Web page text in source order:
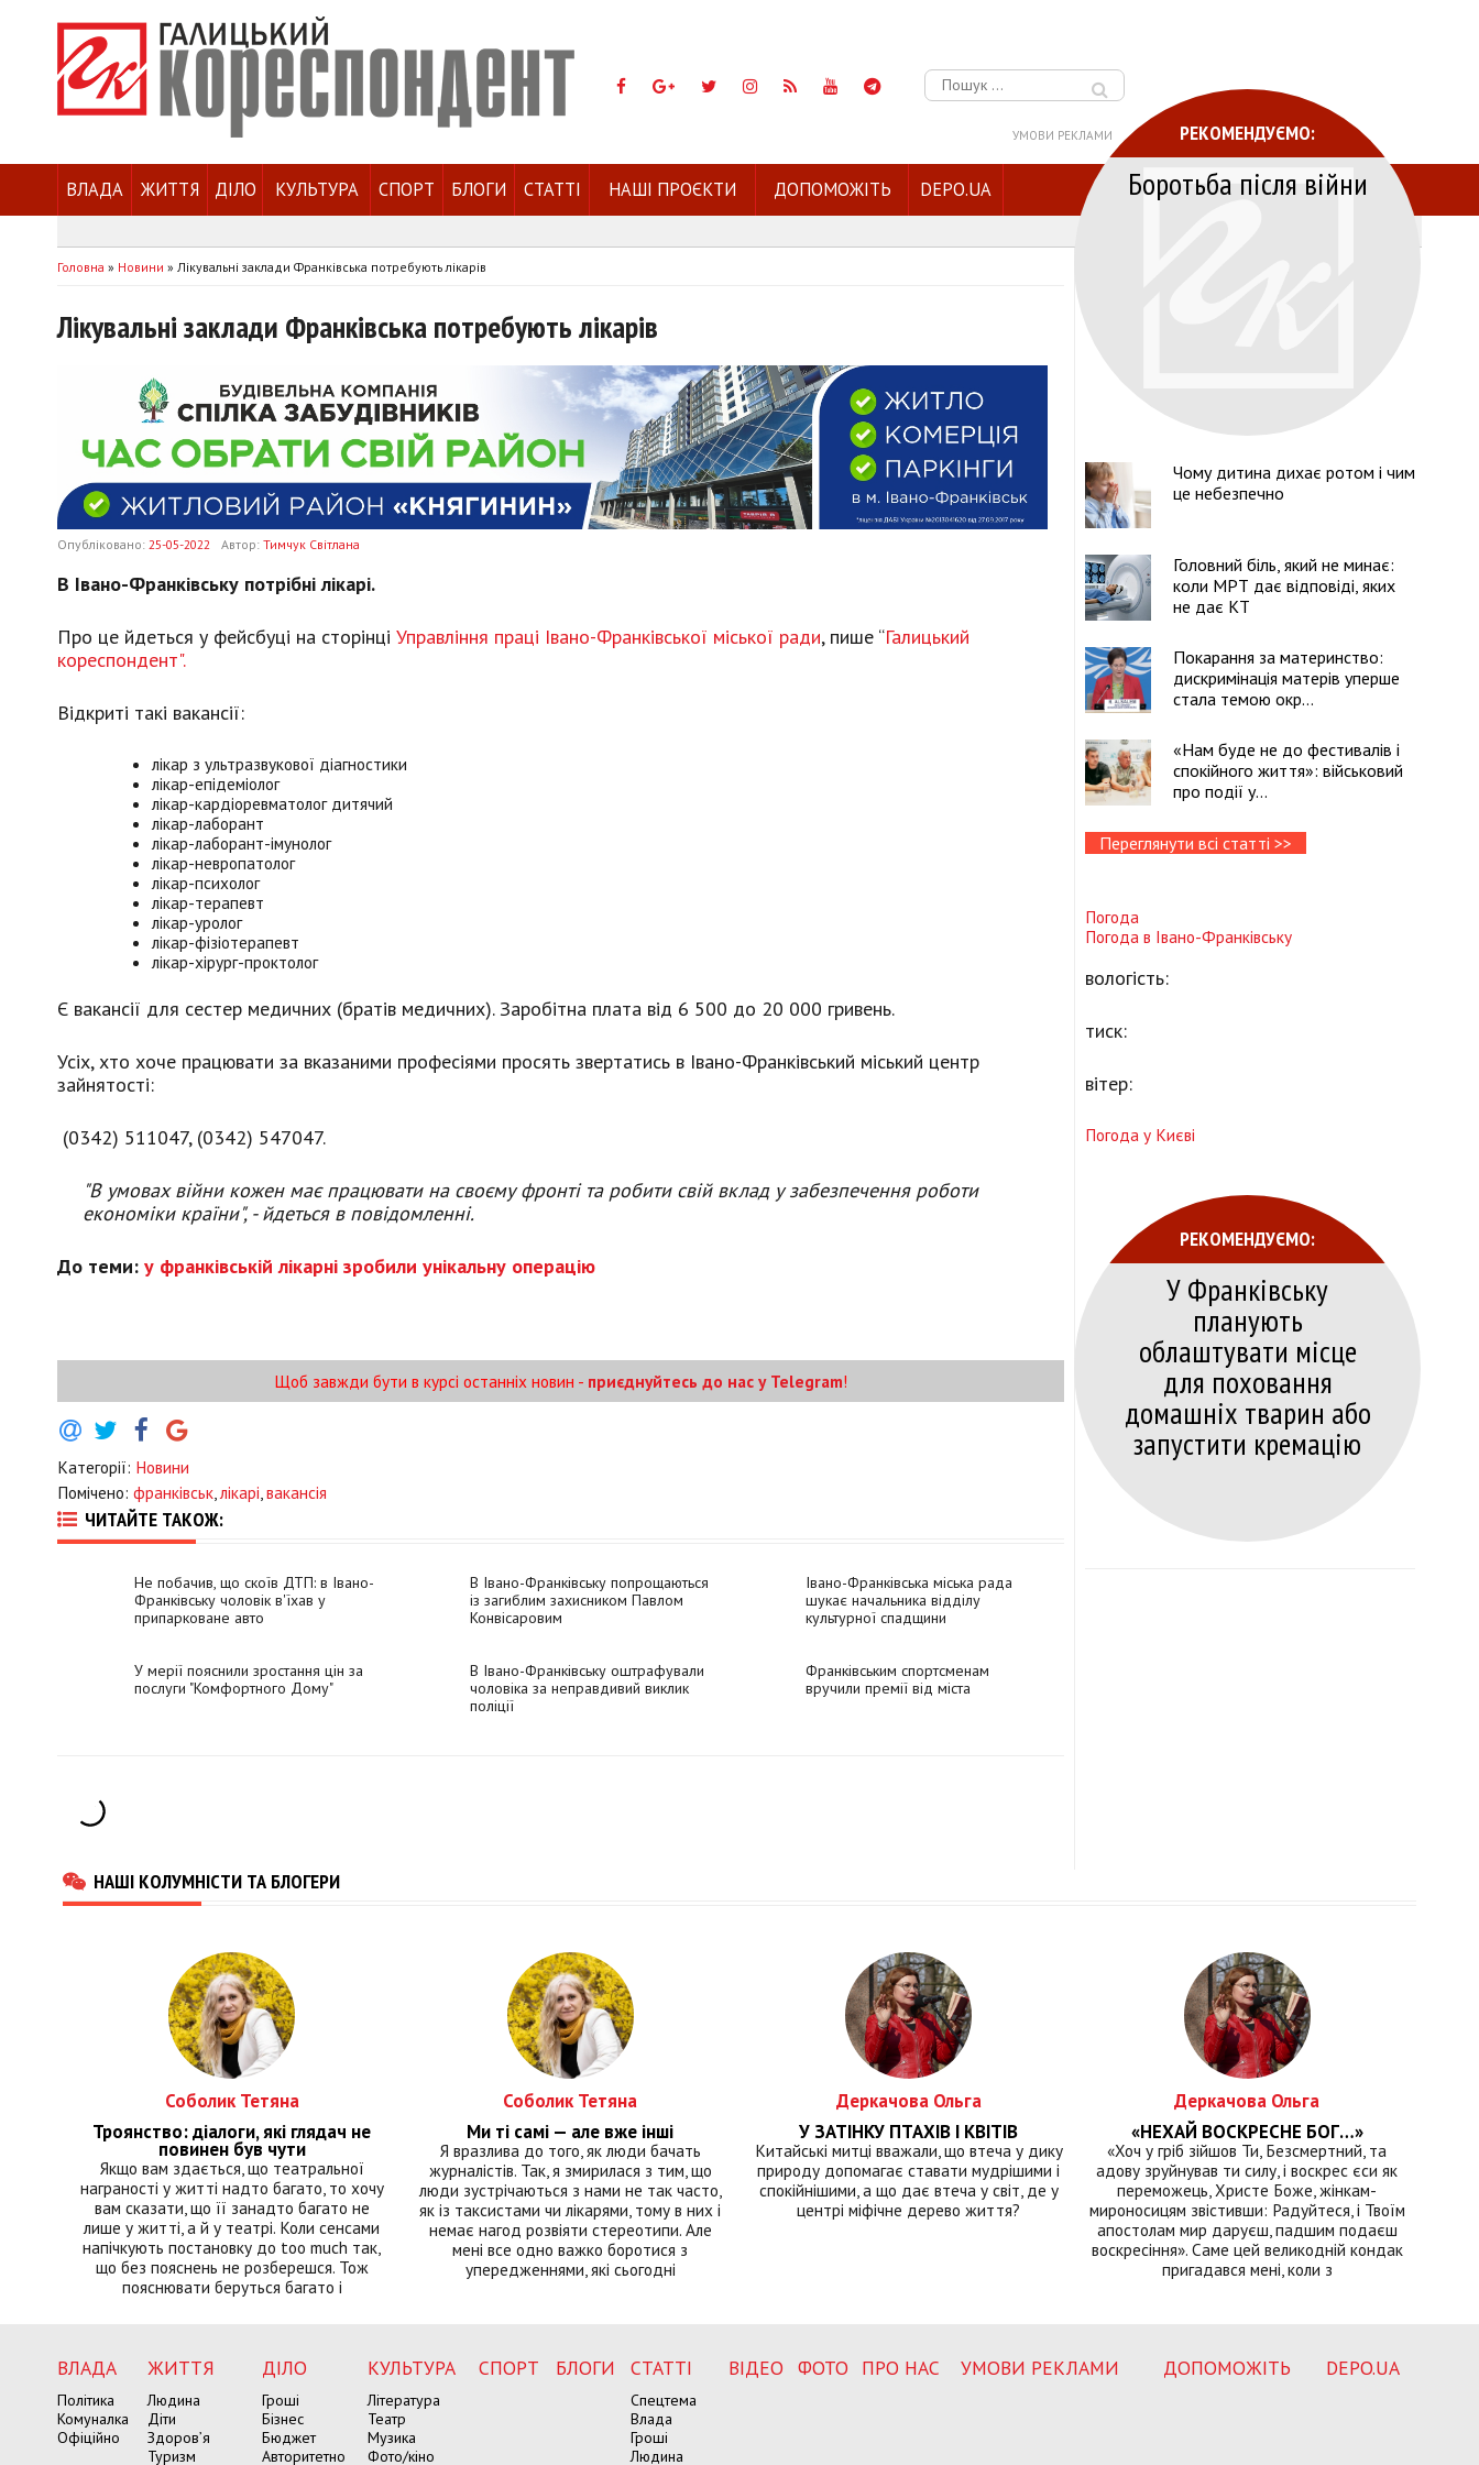
Пошук:
УМОВИ РЕКЛАМИ
ВЛАДА ЖИТТЯ ДІЛО КУЛЬТУРА СПОРТ БЛОГИ СТАТТІ НАШІ ПРОЄКТИ ДОПОМОЖІТЬ DEPO.UA
Головна » Новини » Лікувальні заклади Франківська потребують лікарів
Лікувальні заклади Франківська потребують лікарів
Опубліковано: 25-05-2022 Автор: Тимчук Світлана
В Івано-Франківську потрібні лікарі.
Про це йдеться у фейсбуці на сторінці Управління праці Івано-Франківської міської ради, пише “Галицький
кореспондент".
Відкриті такі вакансії:
лікар з ультразвукової діагностики
лікар-епідеміолог
лікар-кардіоревматолог дитячий
лікар-лаборант
лікар-лаборант-імунолог
лікар-невропатолог
лікар-психолог
лікар-терапевт
лікар-уролог
лікар-фізіотерапевт
лікар-хірург-проктолог
Є вакансії для сестер медичних (братів медичних). Заробітна плата від 6 500 до 20 000 гривень.
Усіх, хто хоче працювати за вказаними професіями просять звертатись в Івано-Франківський міський центр
зайнятості:
(0342) 511047, (0342) 547047.
"В умовах війни кожен має працювати на своєму фронті та робити свій вклад у забезпечення роботи
економіки країни", - йдеться в повідомленні.
До теми: у франківській лікарні зробили унікальну операцію
Щоб завжди бути в курсі останніх новин - приєднуйтесь до нас у Telegram!
Категорії: Новини
Помічено: франківськ,лікарі,вакансія
ЧИТАЙТЕ ТАКОЖ:
Не побачив, що скоїв ДТП: в Івано-
Франківську чоловік в'їхав у
припарковане авто
В Івано-Франківську попрощаються
із загиблим захисником Павлом
Конвісаровим
Івано-Франківська міська рада
шукає начальника відділу
культурної спадщини
У мерії пояснили зростання цін за
послуги "Комфортного Дому"
В Івано-Франківську оштрафували
чоловіка за неправдивий виклик
поліції
Франківським спортсменам
вручили премії від міста
РЕКОМЕНДУЄМО:
Боротьба після війни
Чому дитина дихає ротом і чим
це небезпечно
Головний біль, який не минає:
коли МРТ дає відповіді, яких
не дає КТ
Покарання за материнство:
дискримінація матерів уперше
стала темою окр...
«Нам буде не до фестивалів і
спокійного життя»: військовий
про події у...
Переглянути всі статті >>
Погода
Погода в Івано-Франківську
вологість:
тиск:
вітер:
Погода у Києві
РЕКОМЕНДУЄМО:
У Франківську
планують
облаштувати місце
для поховання
домашніх тварин або
запустити кремацію
НАШІ КОЛУМНІСТИ ТА БЛОГЕРИ
Соболик Тетяна
Троянство: діалоги, які глядач не
повинен був чути
Якщо вам здається, що театральної
награності у житті надто багато, то хочу
вам сказати, що її занадто багато не
лише у житті, а й у театрі. Коли сенсами
напічкують постановку до too much так,
що без пояснень не розберешся. Тож
пояснювати беруться багато і
Соболик Тетяна
Ми ті самі — але вже інші
Я вразлива до того, як люди бачать
журналістів. Так, я змирилася з тим, що
люди зустрічаються з нами не так часто,
як із таксистами чи лікарями, тому в них і
немає нагод розвіяти стереотипи. Але
мені все одно важко боротися з
упередженнями, які сьогодні
Деркачова Ольга
У ЗАТІНКУ ПТАХІВ І КВІТІВ
Китайські митці вважали, що втеча у дику
природу допомагає ставати мудрішими і
спокійнішими, а що дає втеча у світ, де у
центрі міфічне дерево життя?
Деркачова Ольга
«НЕХАЙ ВОСКРЕСНЕ БОГ…»
«Хоч у гріб зійшов Ти, Безсмертний, та
адову зруйнував ти силу, і воскрес єси як
переможець, Христе Боже, жінкам-
мироносицям звістивши: Радуйтеся, і Твоїм
апостолам мир даруєш, падшим подаєш
воскресіння». Саме цей великодній кондак
пригадався мені, коли з
ВЛАДА
Політика
Комуналка
Офіційно
ЖИТТЯ
Людина
Діти
Здоров’я
Туризм
ДІЛО
Гроші
Бізнес
Бюджет
Авторитетно
КУЛЬТУРА
Література
Театр
Музика
Фото/кіно
СПОРТ БЛОГИ СТАТТІ
Спецтема
Влада
Гроші
Людина
ВІДЕО ФОТО ПРО НАС УМОВИ РЕКЛАМИ ДОПОМОЖІТЬ DEPO.UA